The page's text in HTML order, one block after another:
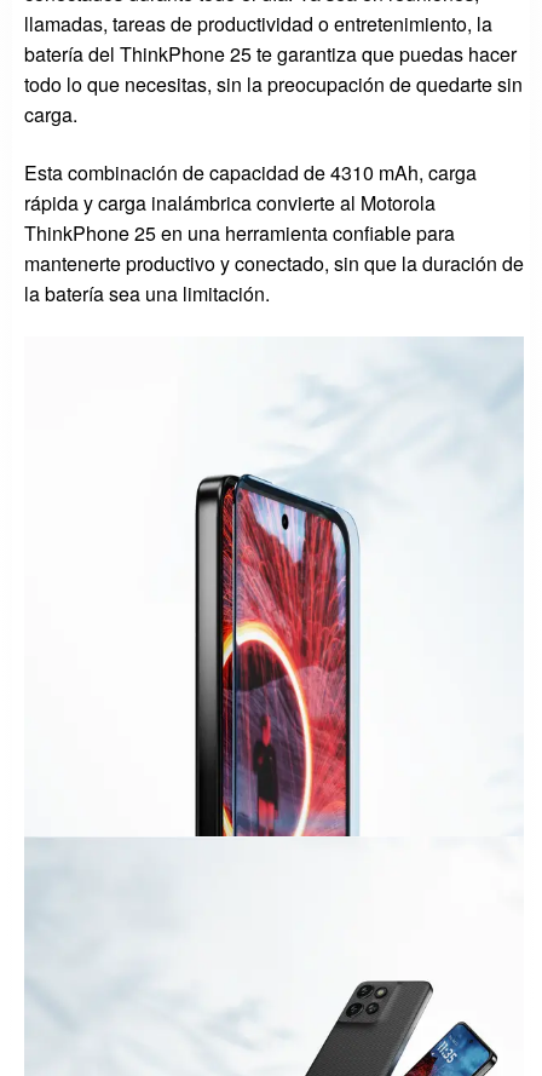
llamadas, tareas de productividad o entretenimiento, la
batería del ThinkPhone 25 te garantiza que puedas hacer
todo lo que necesitas, sin la preocupación de quedarte sin
carga.
Esta combinación de capacidad de 4310 mAh, carga
rápida y carga inalámbrica convierte al Motorola
ThinkPhone 25 en una herramienta confiable para
mantenerte productivo y conectado, sin que la duración de
la batería sea una limitación.